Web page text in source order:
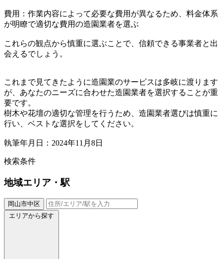
費用：作業内容によって必要な費用が異なるため、料金体系
が明瞭で適切な費用の造園業者を選ぶ
これらの観点から慎重に選ぶことで、信頼できる事業者と出
会えるでしょう。
これまで見てきたように造園業のサービスは多岐に渡ります
が、あなたのニーズに合わせた造園業者を選択することが重
要です。
樹木や花壇の適切な管理を行うため、造園業者選びは慎重に
行い、ベストな選択をしてください。
執筆年月日：2024年11月8日
検索条件
地域エリア・駅
岡山市中区
エリアから探す